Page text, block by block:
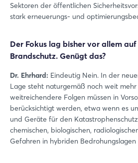
Sektoren der öffentlichen
stark erneuerungs- und
Der Fokus lag bisher vor allem
Brandschutz. Genügt das?
Dr. Ehrhard: Eindeutig Nein. In der
Lage steht naturgemäß noch weit
weitreichendere Folgen müssen in
berücksichtigt werden, etwa wenn es
und Geräte für den
chemischen, biologischen,
Gefahren in hybriden Bedrohungslagen